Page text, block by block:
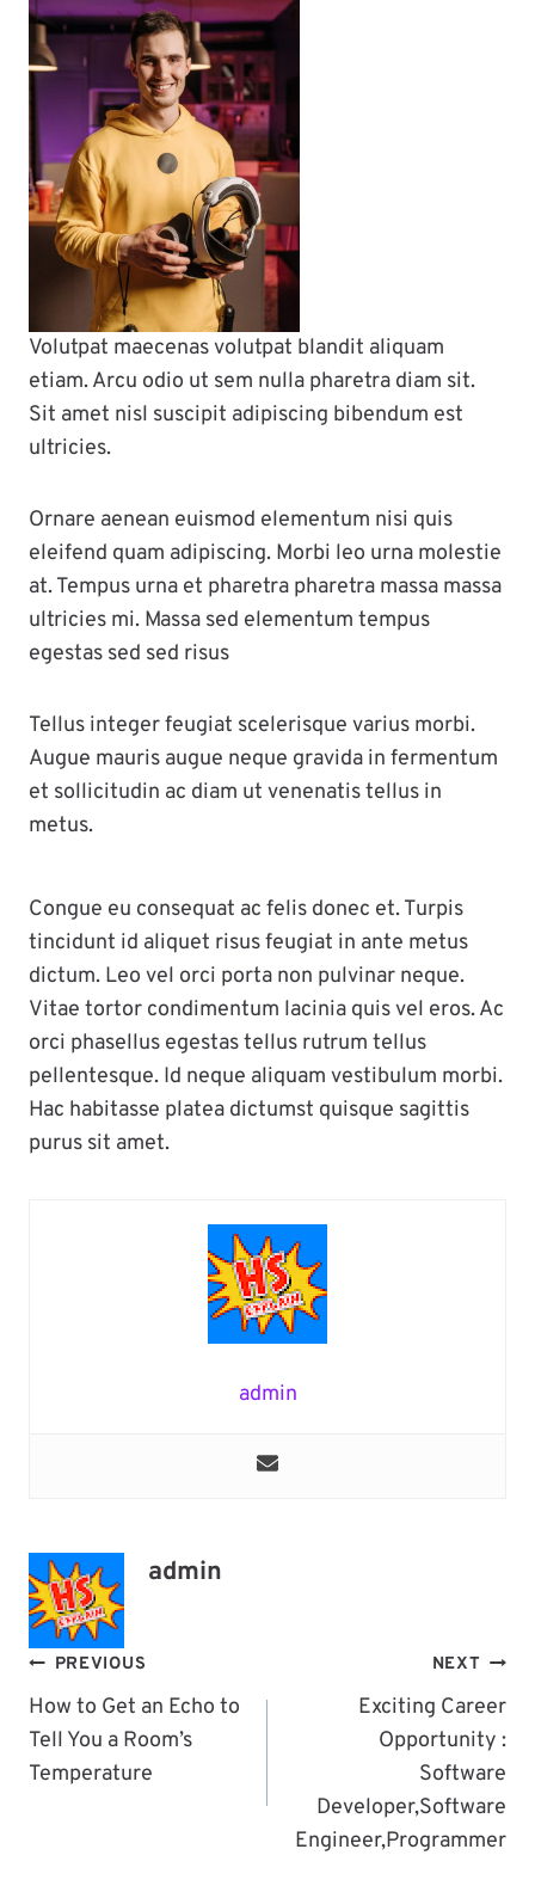
Volutpat maecenas volutpat blandit aliquam
etiam. Arcu odio ut sem nulla pharetra diam sit.
Sit amet nisl suscipit adipiscing bibendum est
ultricies.
Ornare aenean euismod elementum nisi quis
eleifend quam adipiscing. Morbi leo urna molestie
at. Tempus urna et pharetra pharetra massa massa
ultricies mi. Massa sed elementum tempus
egestas sed sed risus
Tellus integer feugiat scelerisque varius morbi.
Augue mauris augue neque gravida in fermentum
et sollicitudin ac diam ut venenatis tellus in
metus.
Congue eu consequat ac felis donec et. Turpis
tincidunt id aliquet risus feugiat in ante metus
dictum. Leo vel orci porta non pulvinar neque.
Vitae tortor condimentum lacinia quis vel eros. Ac
orci phasellus egestas tellus rutrum tellus
pellentesque. Id neque aliquam vestibulum morbi.
Hac habitasse platea dictumst quisque sagittis
purus sit amet.
admin
admin
Post
Navigation
PREVIOUS
How to Get an Echo to
Tell You a Room’s
Temperature
NEXT
Exciting Career
Opportunity :
Software
Developer,Software
Engineer,Programmer